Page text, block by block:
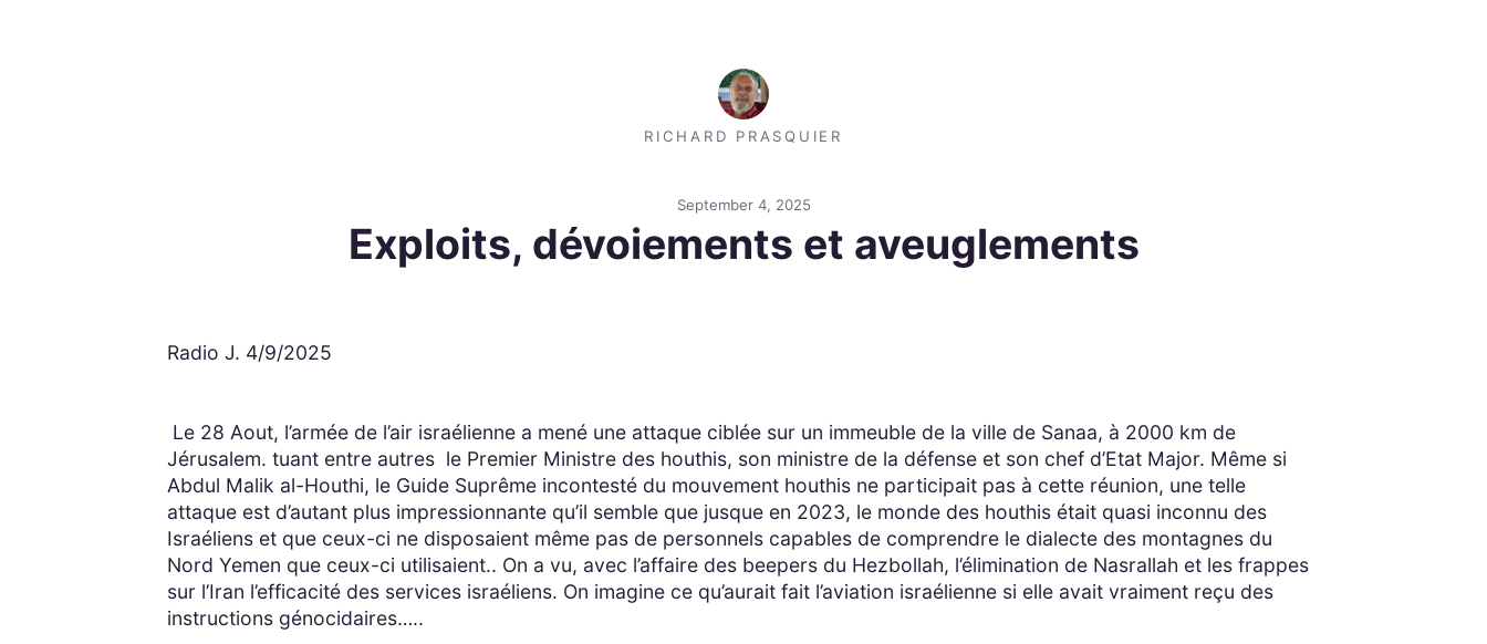
RICHARD PRASQUIER
September 4, 2025
Exploits, dévoiements et aveuglements
Radio J. 4/9/2025
Le 28 Aout, l’armée de l’air israélienne a mené une attaque ciblée sur un immeuble de la ville de Sanaa, à 2000 km de
Jérusalem. tuant entre autres le Premier Ministre des houthis, son ministre de la défense et son chef d’Etat Major. Même si
Abdul Malik al-Houthi, le Guide Suprême incontesté du mouvement houthis ne participait pas à cette réunion, une telle
attaque est d’autant plus impressionnante qu’il semble que jusque en 2023, le monde des houthis était quasi inconnu des
Israéliens et que ceux-ci ne disposaient même pas de personnels capables de comprendre le dialecte des montagnes du
Nord Yemen que ceux-ci utilisaient.. On a vu, avec l’affaire des beepers du Hezbollah, l’élimination de Nasrallah et les frappes
sur l’Iran l’efficacité des services israéliens. On imagine ce qu’aurait fait l’aviation israélienne si elle avait vraiment reçu des
instructions génocidaires…..